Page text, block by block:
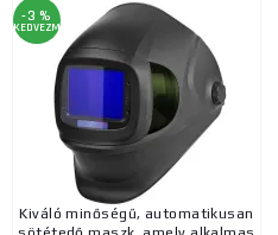
-3 %
KEDVEZMÉNY
Kiváló minőségű, automatikusan